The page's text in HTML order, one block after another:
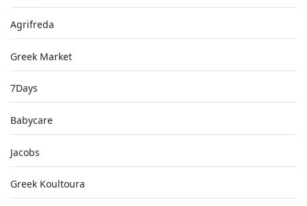
Agrifreda
Greek Market
7Days
Babycare
Jacobs
Greek Koultoura